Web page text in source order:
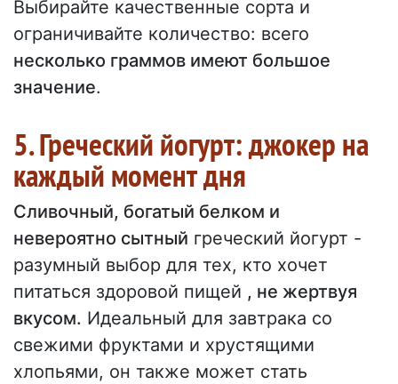
Выбирайте качественные сорта и
ограничивайте количество: всего
несколько граммов имеют большое
значение.
5. Греческий йогурт: джокер на
каждый момент дня
Сливочный, богатый белком и
невероятно сытный греческий йогурт -
разумный выбор для тех, кто хочет
питаться здоровой пищей , не жертвуя
вкусом. Идеальный для завтрака со
свежими фруктами и хрустящими
хлопьями, он также может стать